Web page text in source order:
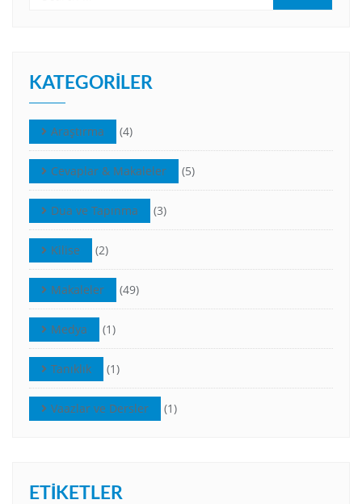
KATEGORILER
Araştırma (4)
Cevaplar & Makaleler (5)
Dua ve Tapınma (3)
Kilise (2)
Makaleler (49)
Medya (1)
Tanıklık (1)
Vaazlar ve Dersler (1)
ETIKETLER